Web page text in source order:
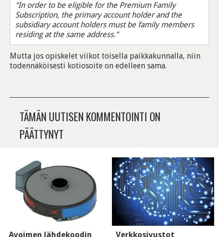
"In order to be eligible for the Premium Family
Subscription, the primary account holder and the
subsidiary account holders must be family members
residing at the same address."
Mutta jos opiskelet viikot toisella paikkakunnalla, niin
todennäköisesti kotiosoite on edelleen sama.
TÄMÄN UUTISEN KOMMENTOINTI ON
PÄÄTTYNYT
Avoimen lähdekoodin
Verkkosivustot